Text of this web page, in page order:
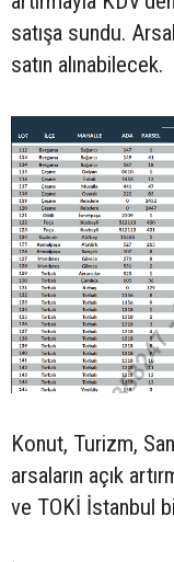
satışa sundu.
satın alınabilecek.
Konut, Turizm,
arsaların açık
ve TOKİ İstanbul